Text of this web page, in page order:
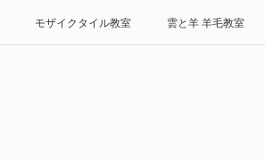
モザイクタイル教室 雲と羊 羊毛教室